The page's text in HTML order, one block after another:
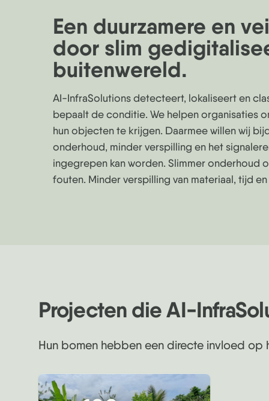
Een duurzamere en
door slim
buitenwereld.
AI-InfraSolutions detecteert, lokaliseert en
bepaalt de conditie. We helpen organisaties
hun objecten te krijgen. Daarmee willen wij
onderhoud, minder verspilling en het
ingegrepen kan worden. Slimmer onderhoud
fouten. Minder verspilling van materiaal, tijd
Projecten die AI-
Hun bomen hebben een directe invloed op